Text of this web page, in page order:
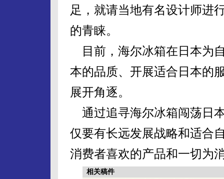
足，就请当地有名设计师进
的青睐。
目前，海尔冰箱在日本为
本的品质、开展适合日本的
展开角逐。
通过追寻海尔冰箱闯荡日
仅要有长远发展战略和适合
消费者喜欢的产品和一切为
相关稿件